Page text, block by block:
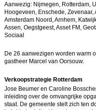
Aanwezig: Nijmegen, Rotterdam,
Hoogeveen, Enschede, Zevenaar,
Amsterdam Noord, Arnhem,
Assen, Oegstgeest, Asset FM,
Sociaal
De 26 aanwezigen worden warm
gastheer Marcel van Oorsouw.
Verkoopstrategie Rotterdam
Jose Beumer en Caroline
inleiding over de omvangrijke
staat. De gemeente stelt zich ten